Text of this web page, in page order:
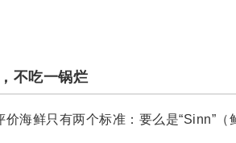
不吃一锅烂
海鲜只有两个标准：要么是“Sinn”（